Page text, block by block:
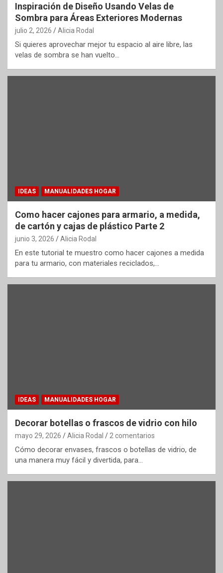
Inspiración de Diseño Usando Velas de
Sombra para Áreas Exteriores Modernas
julio 2, 2026 Alicia Rodal
Si quieres aprovechar mejor tu espacio al aire libre, las
velas de sombra se han vuelto…
IDEAS MANUALIDADES HOGAR
Como hacer cajones para armario, a medida,
de cartón y cajas de plástico Parte 2
junio 3, 2026 Alicia Rodal
En este tutorial te muestro como hacer cajones a medida
para tu armario, con materiales reciclados,…
IDEAS MANUALIDADES HOGAR
Decorar botellas o frascos de vidrio con hilo
mayo 29, 2026 Alicia Rodal 2 comentarios
Cómo decorar envases, frascos o botellas de vidrio, de
una manera muy fácil y divertida, para…